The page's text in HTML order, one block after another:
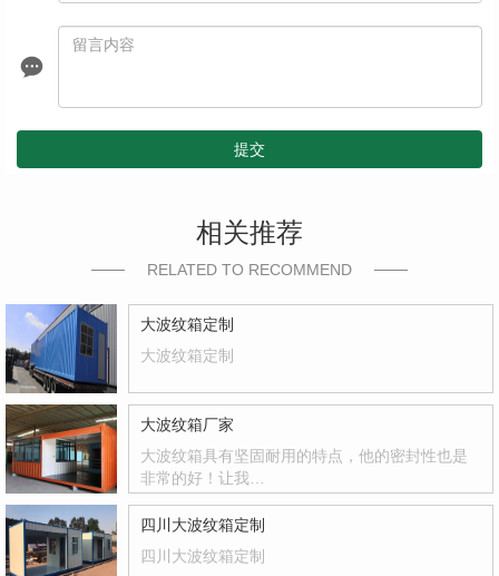
提交
相关推荐
RELATED TO RECOMMEND
大波纹箱定制
大波纹箱定制
大波纹箱厂家
大波纹箱具有坚固耐用的特点，他的密封性也是
非常的好！让我…
四川大波纹箱定制
四川大波纹箱定制